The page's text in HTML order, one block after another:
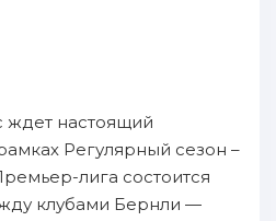
ждет настоящий
Регулярный сезон –
лига состоится
клубами Бернли —